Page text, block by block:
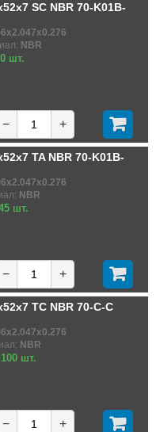
SC NBR 70-K01B-
NBR
шт.
− +
TA NBR 70-K01B-
NBR
шт.
− +
TC NBR 70-C-C
NBR
шт.
− +